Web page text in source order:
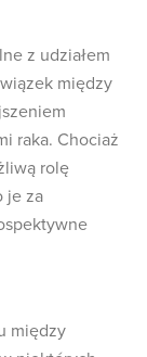
z udziałem
między
raka. Chociaż
rolę
je za
między